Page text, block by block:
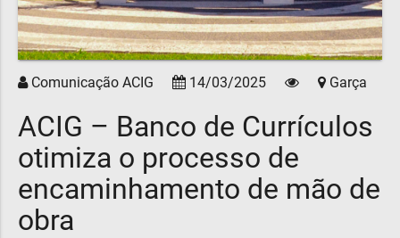
Comunicação ACIG 14/03/2025 Garça
ACIG – Banco de Currículos
otimiza o processo de
encaminhamento de mão de
obra